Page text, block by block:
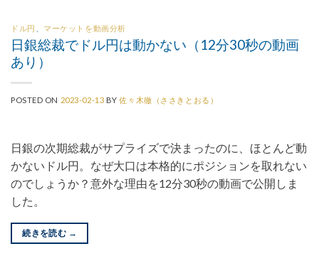
ドル円 マーケットを動画分析
日銀総裁でドル円は動かない（12分30秒の動画
あり）
POSTED ON 2023-02-13 BY佐々木徹（ささきとおる）
日銀の次期総裁がサプライズで決まったのに、ほとんど動
かないドル円。なぜ大口は本格的にポジションを取れない
のでしょうか？意外な理由を12分30秒の動画で公開しま
した。
続きを読む →